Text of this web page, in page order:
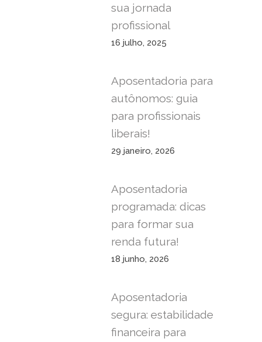
sua jornada
profissional
16 julho, 2025
Aposentadoria para
autônomos: guia
para profissionais
liberais!
29 janeiro, 2026
Aposentadoria
programada: dicas
para formar sua
renda futura!
18 junho, 2026
Aposentadoria
segura: estabilidade
financeira para